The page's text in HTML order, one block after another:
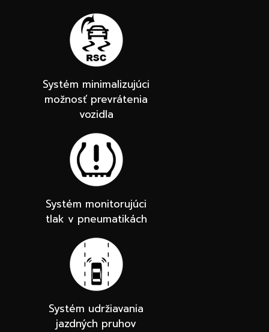
Systém minimalizujúci
možnosť prevrátenia
vozidla
Systém monitorujúci
tlak v pneumatikách
Systém udržiavania
jazdných pruhov